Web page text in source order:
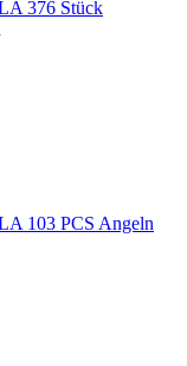
376 Stück
103 PCS Angeln